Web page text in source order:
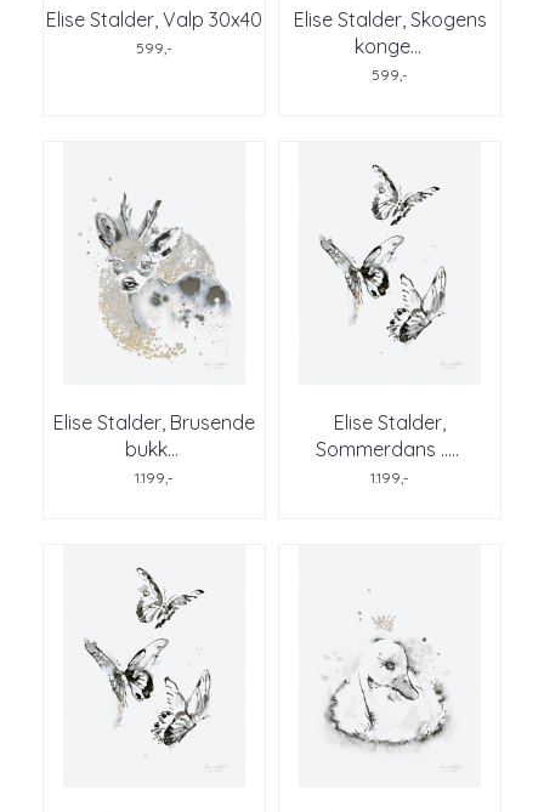
Elise Stalder, Valp 30x40
599,-
Elise Stalder, Skogens
konge...
599,-
Elise Stalder, Brusende
bukk...
1.199,-
Elise Stalder,
Sommerdans .....
1.199,-